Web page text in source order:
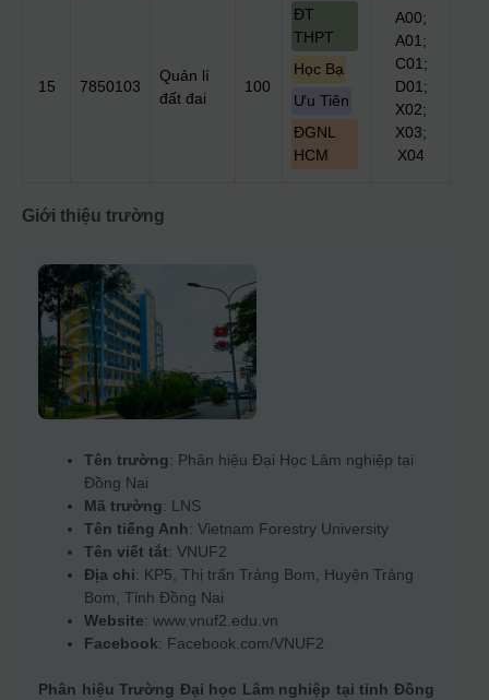
15 7850103
Quản lí
đất đai
100
ĐT
THPT
Học Bạ
Ưu Tiên
ĐGNL
HCM
A00;
A01;
C01;
D01;
X02;
X03;
X04
Giới thiệu trường
Tên trường: Phân hiệu Đại Học Lâm nghiệp tại
Đồng Nai
Mã trường: LNS
Tên tiếng Anh: Vietnam Forestry University
Tên viết tắt: VNUF2
Địa chỉ: KP5, Thị trấn Trảng Bom, Huyện Trảng
Bom, Tỉnh Đồng Nai
Website: www.vnuf2.edu.vn
Facebook: Facebook.com/VNUF2
Phân hiệu Trường Đại học Lâm nghiệp tại tỉnh Đồng